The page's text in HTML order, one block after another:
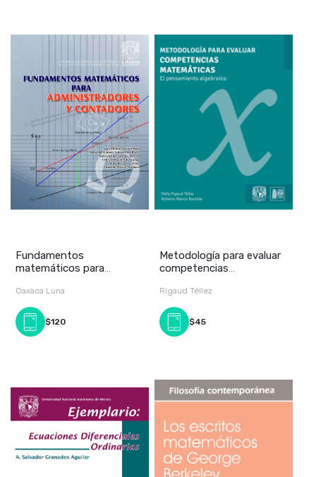
Fundamentos
matemáticos para
contadores
Oaxaca Luna
$120
Metodología para evaluar
competencias
Rigaud Téllez
$45